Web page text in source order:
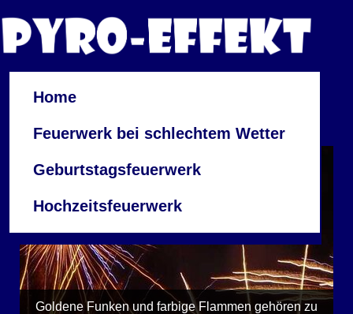
Home
Feuerwerk bei schlechtem Wetter
Geburtstagsfeuerwerk
Hochzeitsfeuerwerk
Goldene Funken und farbige Flammen gehören zu